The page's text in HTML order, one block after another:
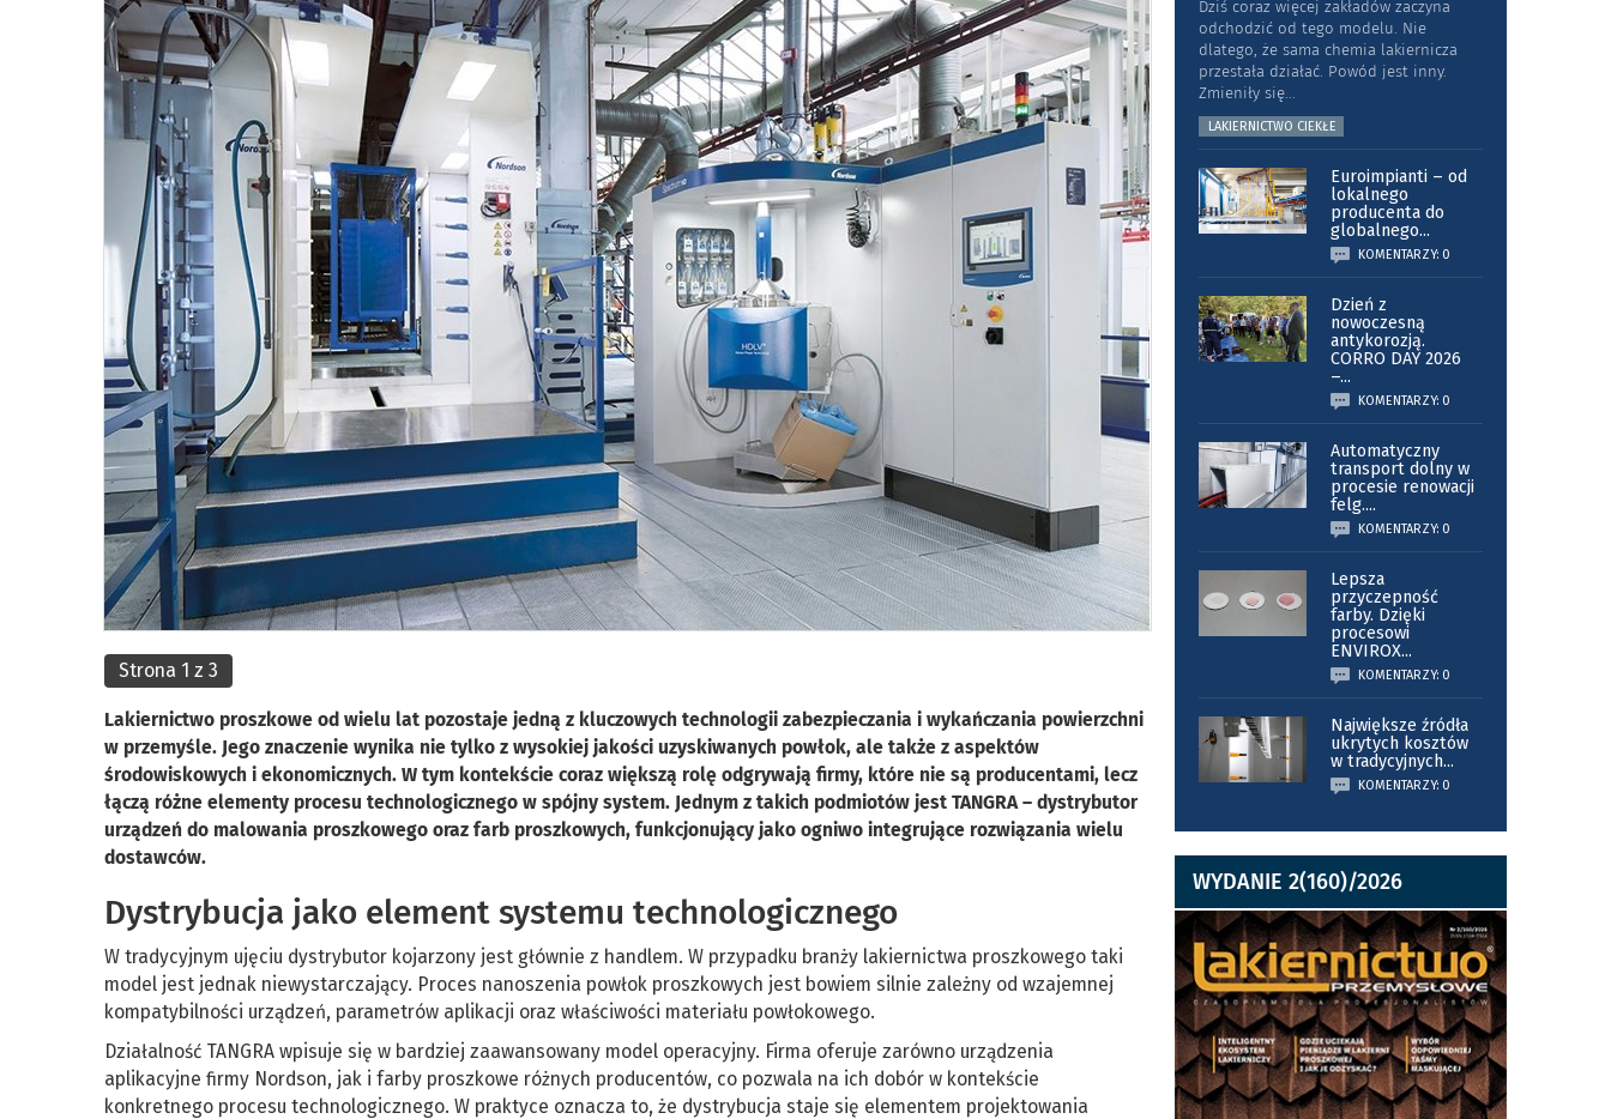
Strona 1 z 3
Lakiernictwo proszkowe od wielu lat pozostaje jedną z kluczowych technologii zabezpieczania i wykańczania powierzchni
w przemyśle. Jego znaczenie wynika nie tylko z wysokiej jakości uzyskiwanych powłok, ale także z aspektów
środowiskowych i ekonomicznych. W tym kontekście coraz większą rolę odgrywają firmy, które nie są producentami, lecz
łączą różne elementy procesu technologicznego w spójny system. Jednym z takich podmiotów jest TANGRA – dystrybutor
urządzeń do malowania proszkowego oraz farb proszkowych, funkcjonujący jako ogniwo integrujące rozwiązania wielu
dostawców.
Dystrybucja jako element systemu technologicznego
W tradycyjnym ujęciu dystrybutor kojarzony jest głównie z handlem. W przypadku branży lakiernictwa proszkowego taki
model jest jednak niewystarczający. Proces nanoszenia powłok proszkowych jest bowiem silnie zależny od wzajemnej
kompatybilności urządzeń, parametrów aplikacji oraz właściwości materiału powłokowego.
Działalność TANGRA wpisuje się w bardziej zaawansowany model operacyjny. Firma oferuje zarówno urządzenia
aplikacyjne firmy Nordson, jak i farby proszkowe różnych producentów, co pozwala na ich dobór w kontekście
konkretnego procesu technologicznego. W praktyce oznacza to, że dystrybucja staje się elementem projektowania
Dziś coraz więcej zakładów zaczyna
odchodzić od tego modelu. Nie
dlatego, że sama chemia lakiernicza
przestała działać. Powód jest inny.
Zmieniły się...
LAKIERNICTWO CIEKŁE
Euroimpianti – od
lokalnego
producenta do
globalnego...
KOMENTARZY: 0
Dzień z
nowoczesną
antykorozją.
CORRO DAY 2026
–...
KOMENTARZY: 0
Automatyczny
transport dolny w
procesie renowacji
felg....
KOMENTARZY: 0
Lepsza
przyczepność
farby. Dzięki
procesowi
ENVIROX...
KOMENTARZY: 0
Największe źródła
ukrytych kosztów
w tradycyjnych...
KOMENTARZY: 0
WYDANIE 2(160)/2026